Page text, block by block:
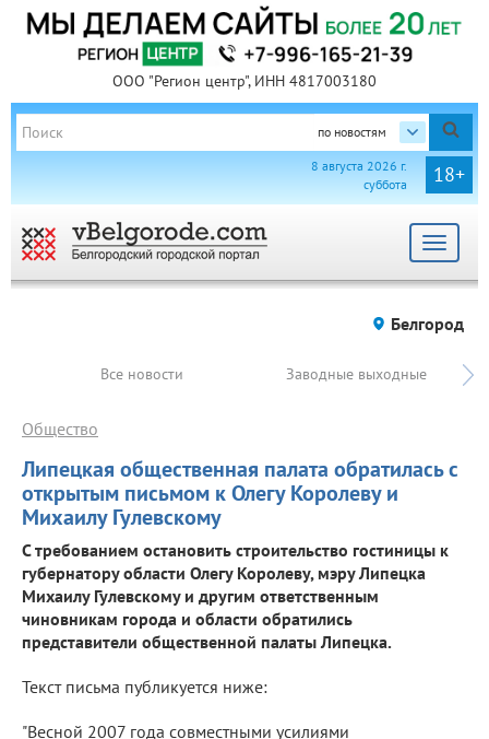
ООО "Регион центр", ИНН 4817003180
по новостям
18+
8 августа 2026 г.
суббота
Toggle
Белгород
Все новости Заводные выходные
Липецкая общественная палата обратилась с
открытым письмом к Олегу Королеву и
Михаилу Гулевскому
Общество
С требованием остановить строительство гостиницы к
губернатору области Олегу Королеву, мэру Липецка
Михаилу Гулевскому и другим ответственным
чиновникам города и области обратились
представители общественной палаты Липецка.
Текст письма публикуется ниже:
"Весной 2007 года совместными усилиями